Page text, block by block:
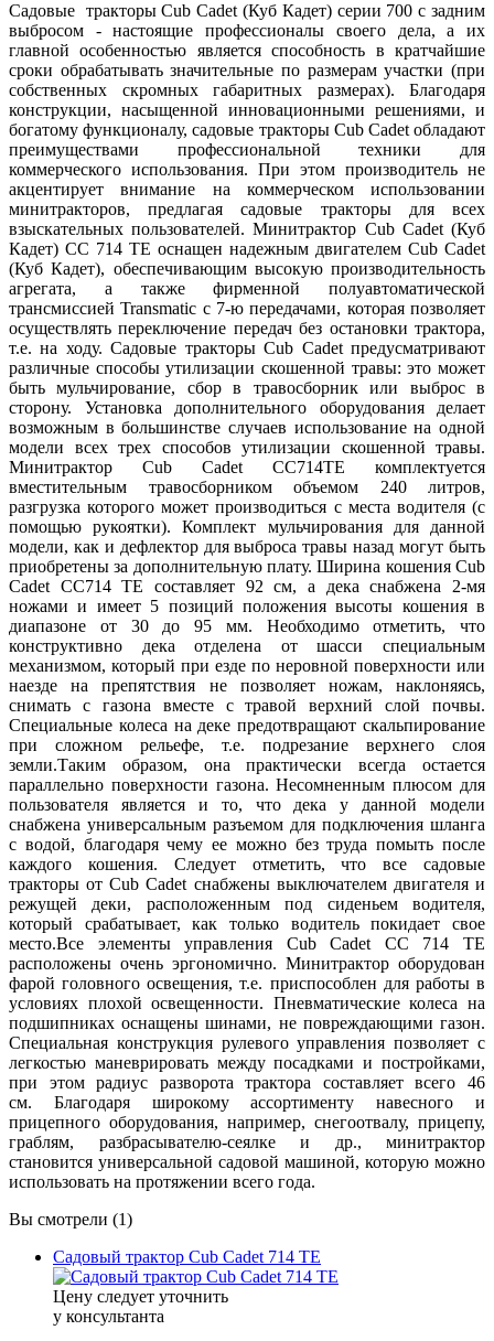
Садовые тракторы Cub Cadet (Куб Кадет) серии 700 с задним
выбросом - настоящие профессионалы своего дела, а их
главной особенностью является способность в кратчайшие
сроки обрабатывать значительные по размерам участки (при
собственных скромных габаритных размерах). Благодаря
конструкции, насыщенной инновационными решениями, и
богатому функционалу, садовые тракторы Cub Cadet обладают
преимуществами профессиональной техники для
коммерческого использования. При этом производитель не
акцентирует внимание на коммерческом использовании
минитракторов, предлагая садовые тракторы для всех
взыскательных пользователей. Минитрактор Cub Cadet (Куб
Кадет) CC 714 TE оснащен надежным двигателем Cub Cadet
(Куб Кадет), обеспечивающим высокую производительность
агрегата, а также фирменной полуавтоматической
трансмиссией Transmatic с 7-ю передачами, которая позволяет
осуществлять переключение передач без остановки трактора,
т.е. на ходу. Садовые тракторы Cub Cadet предусматривают
различные способы утилизации скошенной травы: это может
быть мульчирование, сбор в травосборник или выброс в
сторону. Установка дополнительного оборудования делает
возможным в большинстве случаев использование на одной
модели всех трех способов утилизации скошенной травы.
Минитрактор Cub Cadet CC714TE комплектуется
вместительным травосборником объемом 240 литров,
разгрузка которого может производиться с места водителя (с
помощью рукоятки). Комплект мульчирования для данной
модели, как и дефлектор для выброса травы назад могут быть
приобретены за дополнительную плату. Ширина кошения Cub
Cadet CC714 TE составляет 92 см, а дека снабжена 2-мя
ножами и имеет 5 позиций положения высоты кошения в
диапазоне от 30 до 95 мм. Необходимо отметить, что
конструктивно дека отделена от шасси специальным
механизмом, который при езде по неровной поверхности или
наезде на препятствия не позволяет ножам, наклоняясь,
снимать с газона вместе с травой верхний слой почвы.
Специальные колеса на деке предотвращают скальпирование
при сложном рельефе, т.е. подрезание верхнего слоя
земли.Таким образом, она практически всегда остается
параллельно поверхности газона. Несомненным плюсом для
пользователя является и то, что дека у данной модели
снабжена универсальным разъемом для подключения шланга
с водой, благодаря чему ее можно без труда помыть после
каждого кошения. Следует отметить, что все садовые
тракторы от Cub Cadet снабжены выключателем двигателя и
режущей деки, расположенным под сиденьем водителя,
который срабатывает, как только водитель покидает свое
место.Все элементы управления Cub Cadet CC 714 TE
расположены очень эргономично. Минитрактор оборудован
фарой головного освещения, т.е. приспособлен для работы в
условиях плохой освещенности. Пневматические колеса на
подшипниках оснащены шинами, не повреждающими газон.
Специальная конструкция рулевого управления позволяет с
легкостью маневрировать между посадками и постройками,
при этом радиус разворота трактора составляет всего 46
см. Благодаря широкому ассортименту навесного и
прицепного оборудования, например, снегоотвалу, прицепу,
граблям, разбрасывателю-сеялке и др., минитрактор
становится универсальной садовой машиной, которую можно
использовать на протяжении всего года.
Вы смотрели (1)
Садовый трактор Cub Cadet 714 TE
Цену следует уточнить
у консультанта